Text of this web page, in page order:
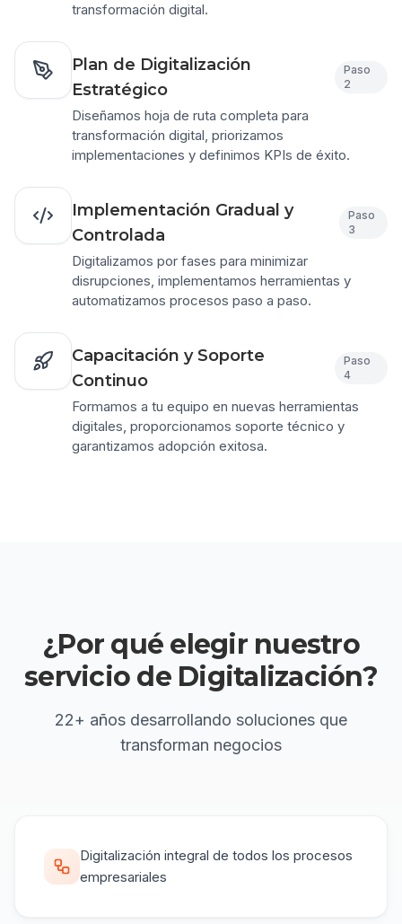
transformación digital.
Plan de Digitalización
Estratégico
Paso
2
Diseñamos hoja de ruta completa para
transformación digital, priorizamos
implementaciones y definimos KPIs de éxito.
Implementación Gradual y
Controlada
Paso
3
Digitalizamos por fases para minimizar
disrupciones, implementamos herramientas y
automatizamos procesos paso a paso.
Capacitación y Soporte
Continuo
Paso
4
Formamos a tu equipo en nuevas herramientas
digitales, proporcionamos soporte técnico y
garantizamos adopción exitosa.
¿Por qué elegir nuestro
servicio de Digitalización?
22+ años desarrollando soluciones que
transforman negocios
Digitalización integral de todos los procesos
empresariales